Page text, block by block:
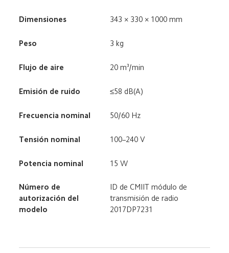
Dimensiones 343 × 330 × 1000 mm
Peso 3 kg
Flujo de aire 20 m³/min
Emisión de ruido ≤58 dB(A)
Frecuencia nominal 50/60 Hz
Tensión nominal 100–240 V
Potencia nominal 15 W
Número de
autorización del
modelo
ID de CMIIT módulo de
transmisión de radio
2017DP7231